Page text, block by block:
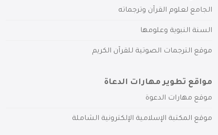
الجامع لعلوم القرآن وترجماته
السنة النبوية وعلومها
موقع الترجمات الصوتية للقرآن الكريم
مواقع تطوير مهارات الدعاة
موقع مهارات الدعوة
موقع المكتبة الإسلامية الإلكترونية الشاملة